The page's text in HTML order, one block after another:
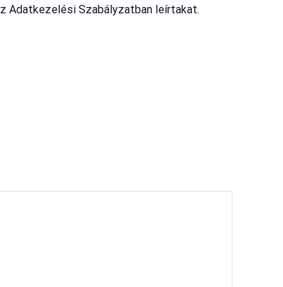
Adatkezelési Szabályzatban leírtakat.